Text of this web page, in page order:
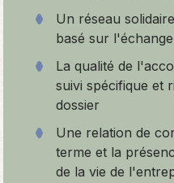
Un réseau
basé sur
La qualité de
suivi spécifique et
dossier
Une relation de
terme et la
de la vie de